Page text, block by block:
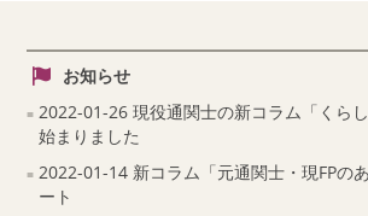
お知らせ
2022-01-26 現役通関士の新コラム「くら
始まりました
2022-01-14 新コラム「元通関士・現FPの
ート